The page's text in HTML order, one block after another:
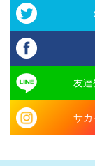
友達
サカ